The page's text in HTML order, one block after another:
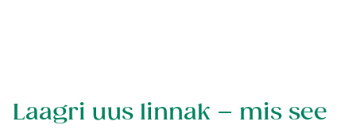
Laagri uus linnak – mis see